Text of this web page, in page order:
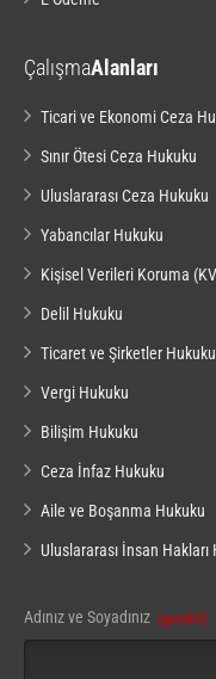
ÇalışmaAlanları
Ticari ve Ekonomi Ceza
Sınır Ötesi Ceza Hukuku
Uluslararası Ceza Hukuku
Yabancılar Hukuku
Kişisel Verileri Koruma
Delil Hukuku
Ticaret ve Şirketler Hukuku
Vergi Hukuku
Bilişim Hukuku
Ceza İnfaz Hukuku
Aile ve Boşanma Hukuku
Uluslararası İnsan Hakları
Adınız ve Soyadınız (gerekli)